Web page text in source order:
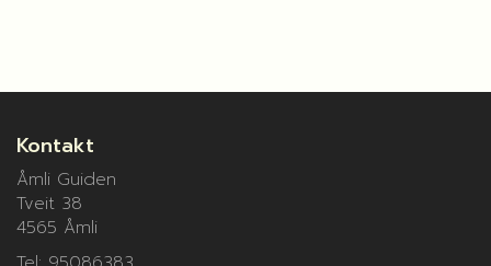
Kontakt
Åmli Guiden
Tveit 38
4565 Åmli